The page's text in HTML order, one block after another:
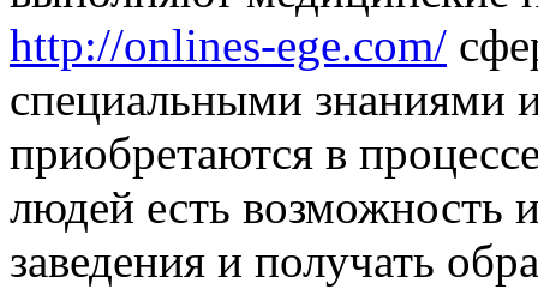
http://onlines-ege.com/
специальными знаниями
приобретаются в
людей есть возможность
заведения и получать